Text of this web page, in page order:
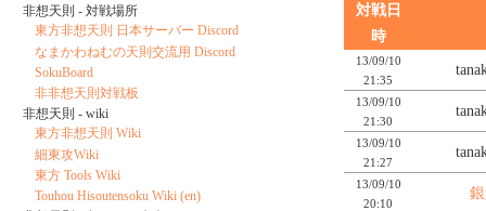
対戦日
時
13/09/10
21:35
13/09/10
21:30
13/09/10
21:27
13/09/10
20:10
非想天則 - 対戦場所
東方非想天則 日本サーバー Discord
なまかわねむの天則交流用 Discord
SokuBoard
非非想天則対戦板
非想天則 - wiki
東方非想天則 Wiki
細東攻Wiki
東方 Tools Wiki
Touhou Hisoutensoku Wiki (en)